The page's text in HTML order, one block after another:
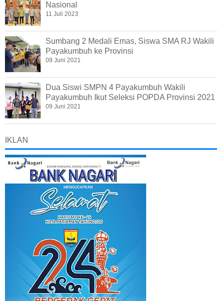
Nasional
11 Juli 2023
Sumbang 2 Medali Emas, Siswa SMA RJ Wakili
Payakumbuh ke Provinsi
09 Juni 2021
Dua Siswi SMPN 4 Payakumbuh Wakili
Payakumbuh Ikut Seleksi POPDA Provinsi 2021
09 Juni 2021
IKLAN